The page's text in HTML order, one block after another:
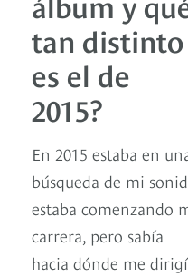
tan distinto
es el de
2015?
En 2015 estaba en
búsqueda de mi
estaba comenzando
carrera, pero sabía
hacia dónde me